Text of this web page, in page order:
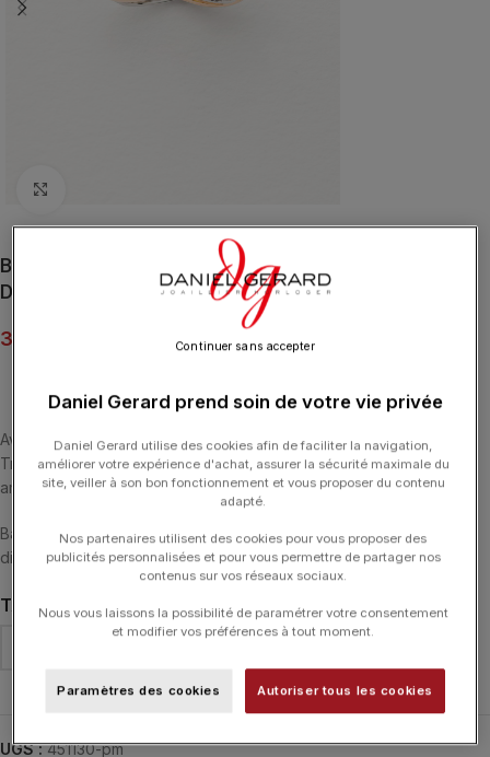
Bague Poiray Tresse Or Rose & Or Blanc Pavée
Diamants
3 300.00
Avec ses deux brins d’or délicatement entrelacés, la collection
Tresse s’inspire de l’élégance de la couture et symbolise le lien
amoureux.
Bague Tresse petit modèle en or rose et or blanc pavée de
diamants.
TAILLE DE DOIGT
UGS :451130-pm
Daniel Gerard prend soin de votre vie privée
Daniel Gerard utilise des cookies afin de faciliter la navigation,
améliorer votre expérience d'achat, assurer la sécurité maximale du
site, veiller à son bon fonctionnement et vous proposer du contenu
adapté.
Nos partenaires utilisent des cookies pour vous proposer des
publicités personnalisées et pour vous permettre de partager nos
contenus sur vos réseaux sociaux.
Nous vous laissons la possibilité de paramétrer votre consentement
et modifier vos préférences à tout moment.
Paramètres des cookies Autoriser tous les cookies
Continuer sans accepter